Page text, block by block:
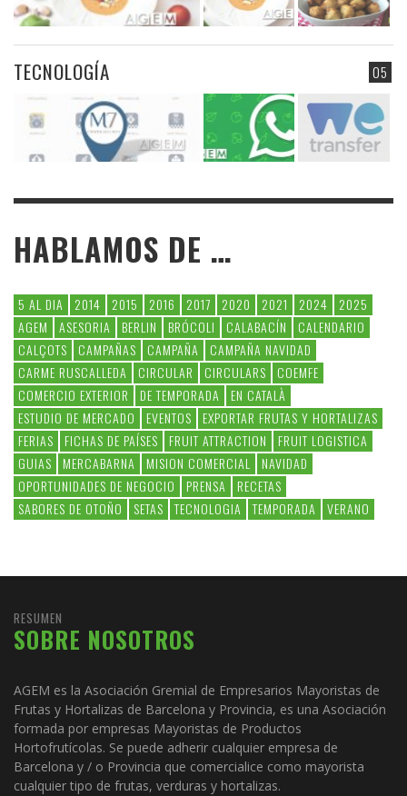
05
TECNOLOGÍA
HABLAMOS DE …
5 AL DIA 2014 2015 2016 2017 2020 2021 2024
2025
AGEM
ASESORIA BERLIN BRÓCOLI CALABACÍN
CALENDARIO
CALÇOTS
CAMPAÑAS CAMPAÑA
CAMPAÑA NAVIDAD
CARME RUSCALLEDA
CIRCULAR CIRCULARS
COEMFE
COMERCIO EXTERIOR
DE TEMPORADA
EN CATALÀ
ESTUDIO DE MERCADO
EVENTOS
EXPORTAR FRUTAS Y HORTALIZAS
FERIAS
FICHAS DE PAÍSES FRUIT ATTRACTION
FRUIT LOGISTICA
GUIAS
MERCABARNA MISION COMERCIAL
NAVIDAD
OPORTUNIDADES DE NEGOCIO
PRENSA
RECETAS
SABORES DE OTOÑO
SETAS TECNOLOGIA TEMPORADA VERANO
RESUMEN
SOBRE NOSOTROS
AGEM es la Asociación Gremial de Empresarios Mayoristas de
Frutas y Hortalizas de Barcelona y Provincia, es una Asociación
formada por empresas Mayoristas de Productos
Hortofrutícolas. Se puede adherir cualquier empresa de
Barcelona y / o Provincia que comercialice como mayorista
cualquier tipo de frutas, verduras y hortalizas.